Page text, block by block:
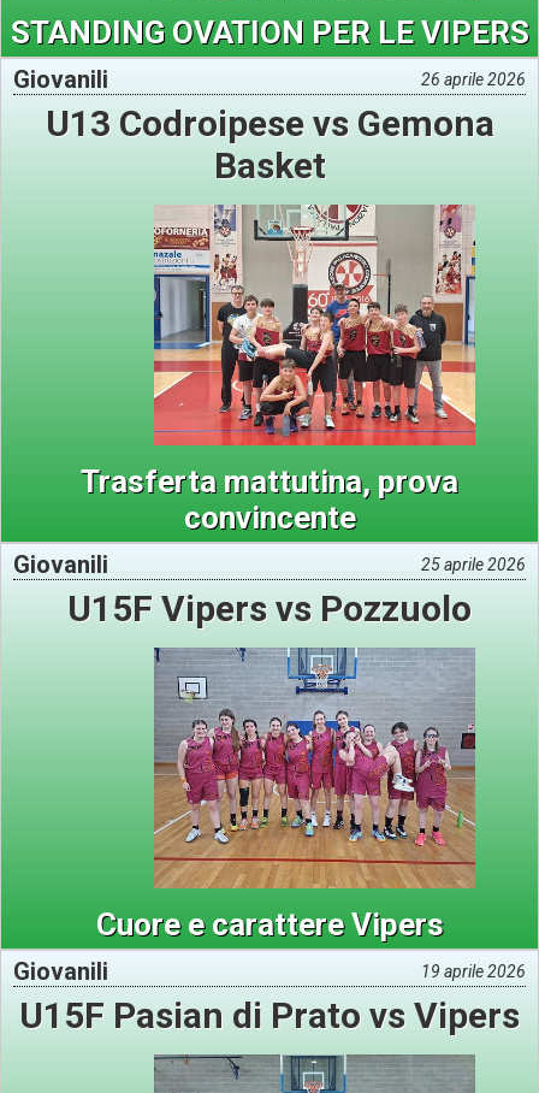
STANDING OVATION PER LE VIPERS
Giovanili 26 aprile 2026
U13 Codroipese vs Gemona
Basket
Trasferta mattutina, prova
convincente
Giovanili 25 aprile 2026
U15F Vipers vs Pozzuolo
Cuore e carattere Vipers
Giovanili 19 aprile 2026
U15F Pasian di Prato vs Vipers